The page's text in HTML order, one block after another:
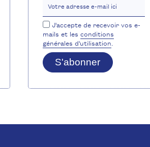
Votre adresse e-mail ici
J'accepte de recevoir vos e-
mails et les conditions
générales d'utilisation.
S'abonner